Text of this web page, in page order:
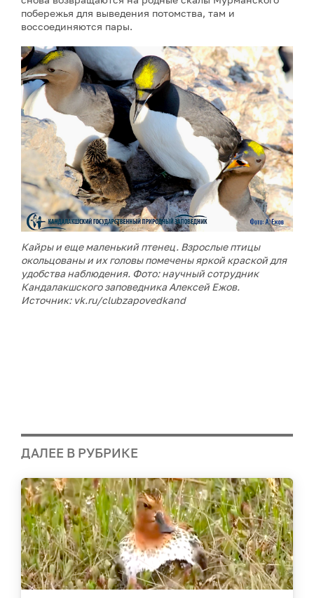
побережья для выведения потомства, там и
воссоединяются пары.
Кайры и еще маленький птенец. Взрослые птицы
окольцованы и их головы помечены яркой краской для
удобства наблюдения. Фото: научный сотрудник
Кандалакшского заповедника Алексей Ежов.
Источник: vk.ru/clubzapovedkand
ДАЛЕЕ В РУБРИКЕ